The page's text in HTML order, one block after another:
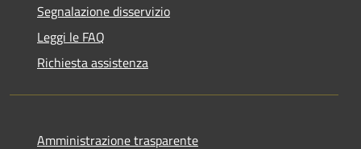
Segnalazione disservizio
Leggi le FAQ
Richiesta assistenza
Amministrazione trasparente